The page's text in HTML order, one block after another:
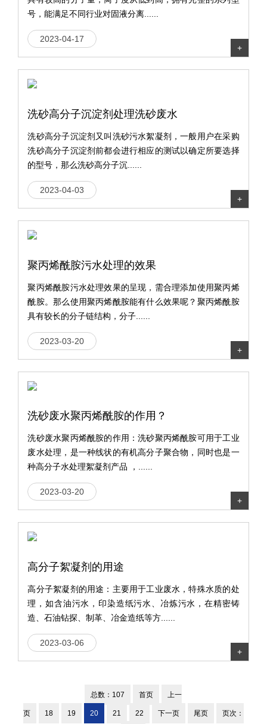
号，能满足不同行业对固液分离......
2023-04-17
+
洗砂高分子沉淀剂处理洗砂废水
洗砂高分子沉淀剂又叫洗砂污水絮凝剂，一般用户在采购
洗砂高分子沉淀剂前都会进行相应的测试以确定所要选择
的型号，那么洗砂高分子沉......
2023-04-03
+
聚丙烯酰胺污水处理的效果
聚丙烯酰胺污水处理效果的呈现，需合理添加使用聚丙烯
酰胺。那么使用聚丙烯酰胺能有什么效果呢？聚丙烯酰胺
具有较长的分子链结构，分子......
2023-03-20
+
洗砂废水聚丙烯酰胺的作用？
洗砂废水聚丙烯酰胺的作用：洗砂聚丙烯酰胺可用于工业
废水处理，是一种线状的有机高分子聚合物，同时也是一
种高分子水处理絮凝剂产品 ，......
2023-03-20
+
高分子絮凝剂的用途
高分子絮凝剂的用途：主要用于工业废水，特殊水质的处
理，如含油污水，印染造纸污水、冶炼污水，在精密铸
造、石油钻探、制革、冶金造纸等方......
2023-03-06
+
总数：107 首页 上一
页 18 19 20 21 22 下一页 尾页 页次：